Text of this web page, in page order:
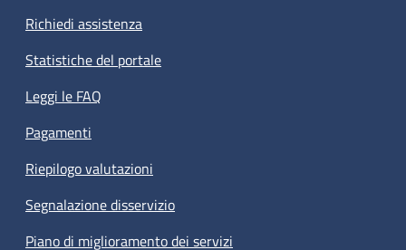
Richiedi assistenza
Statistiche del portale
Leggi le FAQ
Pagamenti
Riepilogo valutazioni
Segnalazione disservizio
Piano di miglioramento dei servizi